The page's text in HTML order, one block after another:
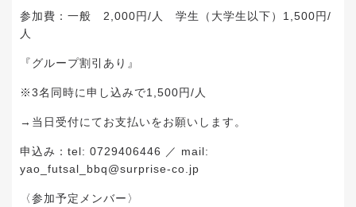
参加費：一般 2,000円/人 学生（大学生以下）1,500円/
人
『グループ割引あり』
※3名同時に申し込みで1,500円/人
→当日受付にてお支払いをお願いします。
申込み：tel: 0729406446 ／ mail:
yao_futsal_bbq@surprise-co.jp
〈参加予定メンバー〉